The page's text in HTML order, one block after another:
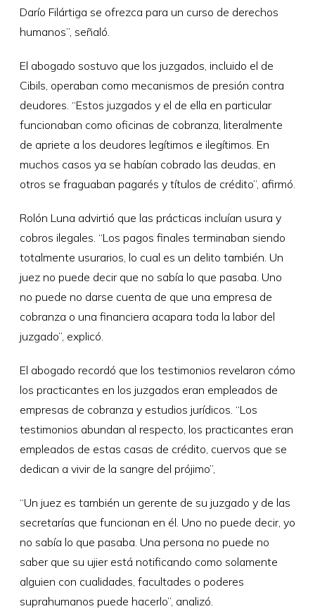
Darío Filártiga se ofrezca para un curso de derechos
humanos”, señaló.
El abogado sostuvo que los juzgados, incluido el de
Cibils, operaban como mecanismos de presión contra
deudores. “Estos juzgados y el de ella en particular
funcionaban como oficinas de cobranza, literalmente
de apriete a los deudores legítimos e ilegítimos. En
muchos casos ya se habían cobrado las deudas, en
otros se fraguaban pagarés y títulos de crédito”, afirmó.
Rolón Luna advirtió que las prácticas incluían usura y
cobros ilegales. “Los pagos finales terminaban siendo
totalmente usurarios, lo cual es un delito también. Un
juez no puede decir que no sabía lo que pasaba. Uno
no puede no darse cuenta de que una empresa de
cobranza o una financiera acapara toda la labor del
juzgado”, explicó.
El abogado recordó que los testimonios revelaron cómo
los practicantes en los juzgados eran empleados de
empresas de cobranza y estudios jurídicos. “Los
testimonios abundan al respecto, los practicantes eran
empleados de estas casas de crédito, cuervos que se
dedican a vivir de la sangre del prójimo”,
“Un juez es también un gerente de su juzgado y de las
secretarías que funcionan en él. Uno no puede decir, yo
no sabía lo que pasaba. Una persona no puede no
saber que su ujier está notificando como solamente
alguien con cualidades, facultades o poderes
suprahumanos puede hacerlo”, analizó.